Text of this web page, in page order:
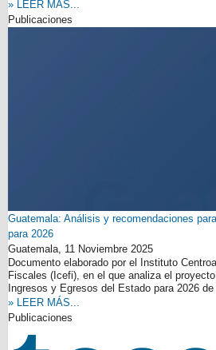
» LEER MÁS...
Publicaciones
Guatemala: Análisis y recomendaciones
para 2026
Guatemala, 11 Noviembre 2025
Documento elaborado por el Instituto
Fiscales (Icefi), en el que analiza el
Ingresos y Egresos del Estado para 2026
» LEER MÁS...
Publicaciones